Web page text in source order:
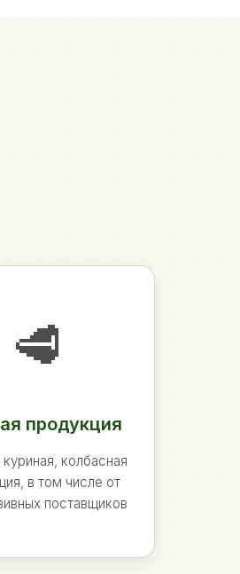
🥩
продукция
колбасная
в том числе от
поставщиков